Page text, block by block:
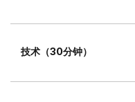
技术（30分钟）